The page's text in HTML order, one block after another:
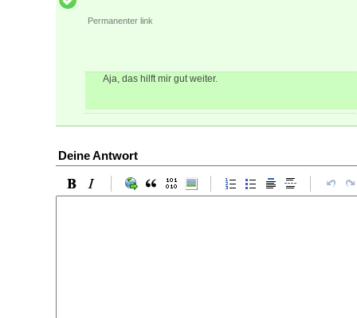
Permanenter link
Aja, das hilft mir gut weiter.
Deine Antwort